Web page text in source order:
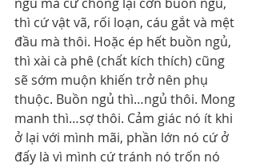
thì cứ vật vã, rối loạn, cáu gắt và mệt
đầu mà thôi. Hoặc ép hết buồn ngủ,
thì xài cà phê (chất kích thích) cũng
sẽ sớm muộn khiến trở nên phụ
thuộc. Buồn ngủ thì…ngủ thôi. Mong
manh thì…sợ thôi. Cảm giác nó ít khi
ở lại với mình mãi, phần lớn nó cứ ở
đấy là vì mình cứ tránh nó trốn nó